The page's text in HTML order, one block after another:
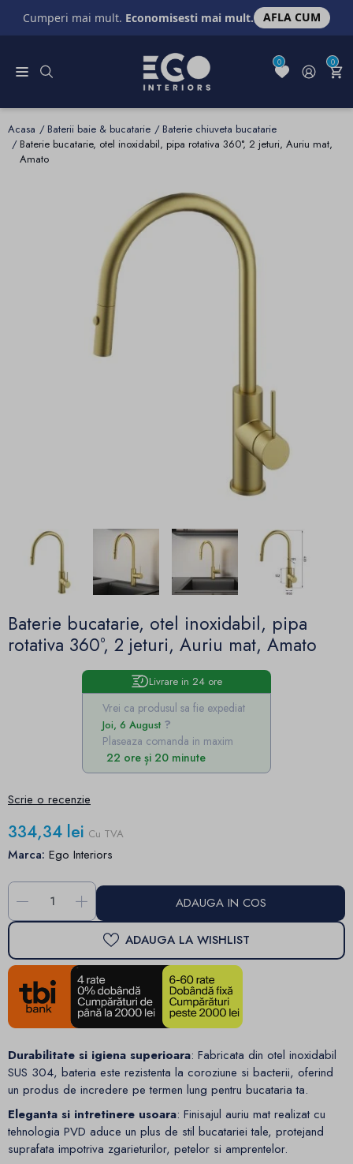
Cumperi mai mult. Economisesti mai mult. AFLA CUM
0 0
Acasa Baterii baie & bucatarie
Baterie chiuveta bucatarie
Baterie bucatarie, otel inoxidabil, pipa rotativa 360°, 2 jeturi, Auriu mat,
Amato
Baterie bucatarie, otel inoxidabil, pipa
rotativa 360°, 2 jeturi, Auriu mat, Amato
Livrare in 24 ore
Vrei ca produsul sa fie expediat
Joi, 6 August
Plaseaza comanda in maxim
22 ore și 20 minute
Scrie o recenzie
334,34 lei Cu TVA
Marca: Ego Interiors
- + ADAUGA IN COS
ADAUGA LA WISHLIST
Durabilitate si igiena superioara: Fabricata din otel inoxidabil
SUS 304, bateria este rezistenta la coroziune si bacterii, oferind
un produs de incredere pe termen lung pentru bucataria ta.
Eleganta si intretinere usoara: Finisajul auriu mat realizat cu
tehnologia PVD aduce un plus de stil bucatariei tale, protejand
suprafata impotriva zgarieturilor, petelor si amprentelor.